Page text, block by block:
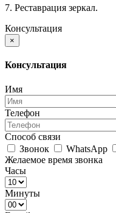
7. Реставрация зеркал.
Консультация
×
Консультация
Имя
Телефон
Способ связи
Звонок
WhatsApp
Желаемое время звонка
Часы
Минуты